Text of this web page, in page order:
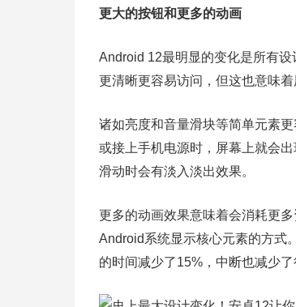
更大的按钮和更多的动画
Android 12最明显的变化是所有
更清晰更容易访问，但这也意味
诸如亮度和音量滑块等简单元素
或接上手机电源时，屏幕上就会
滑动时会有淡入淡出效果。
更多的动画效果意味着会消耗更
Android系统显示核心元素的方式
的时间减少了15%，中断也减少了